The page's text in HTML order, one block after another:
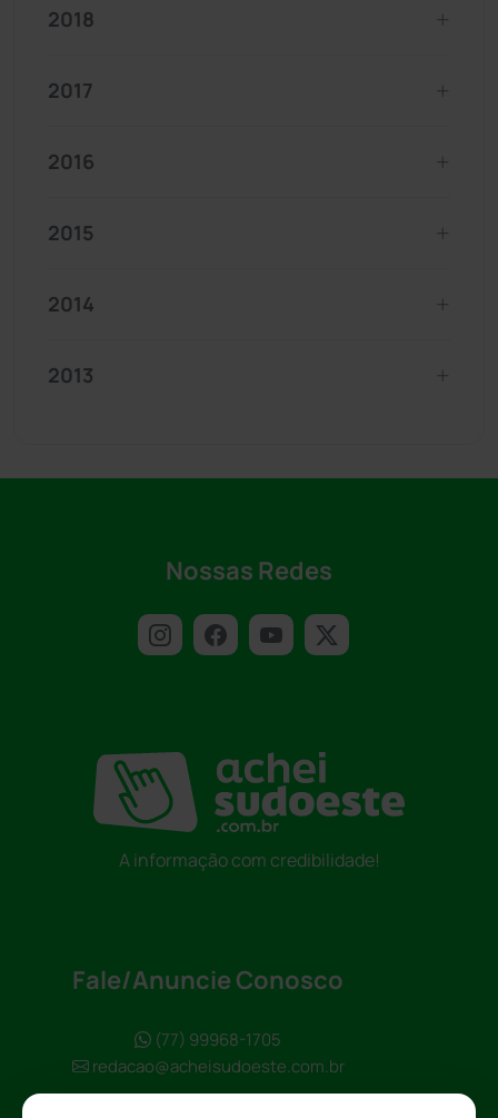
2018
2017
2016
2015
2014
2013
Nossas Redes
A informação com credibilidade!
Fale/Anuncie Conosco
(77) 99968-1705
redacao@acheisudoeste.com.br